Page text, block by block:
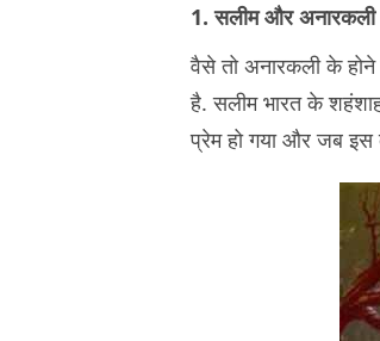
1. सलीम और अनारकली
वैसे तो अनारकली के होने
है. सलीम भारत के
प्रेम हो गया और जब इस